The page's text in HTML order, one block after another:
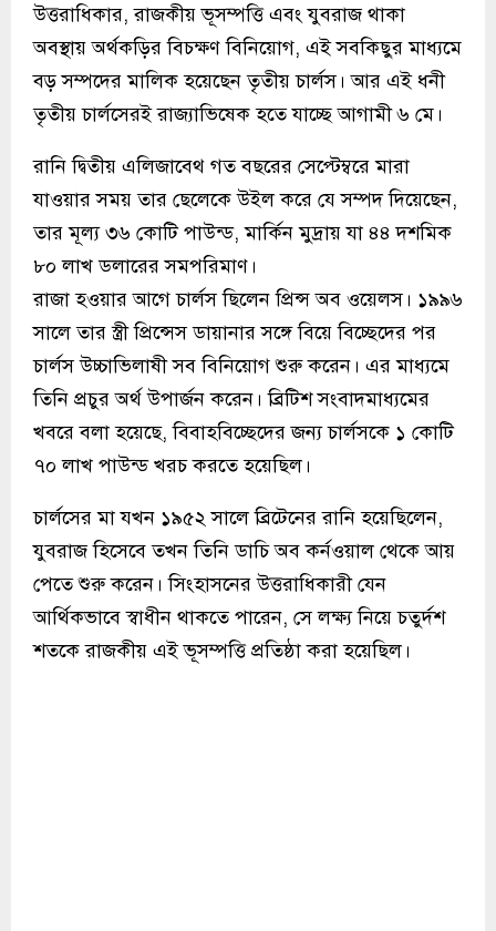
উত্তরাধিকার, রাজকীয় ভূসম্পত্তি এবং যুবরাজ থাকা
অবস্থায় অর্থকড়ির বিচক্ষণ বিনিয়োগ, এই সবকিছুর মাধ্যমে
বড় সম্পদের মালিক হয়েছেন তৃতীয় চার্লস। আর এই ধনী
তৃতীয় চার্লসেরই রাজ্যাভিষেক হতে যাচ্ছে আগামী ৬ মে।
রানি দ্বিতীয় এলিজাবেথ গত বছরের সেপ্টেম্বরে মারা
যাওয়ার সময় তার ছেলেকে উইল করে যে সম্পদ দিয়েছেন,
তার মূল্য ৩৬ কোটি পাউন্ড, মার্কিন মুদ্রায় যা ৪৪ দশমিক
৮০ লাখ ডলারের সমপরিমাণ।
রাজা হওয়ার আগে চার্লস ছিলেন প্রিন্স অব ওয়েলস। ১৯৯৬
সালে তার স্ত্রী প্রিন্সেস ডায়ানার সঙ্গে বিয়ে বিচ্ছেদের পর
চার্লস উচ্চাভিলাষী সব বিনিয়োগ শুরু করেন। এর মাধ্যমে
তিনি প্রচুর অর্থ উপার্জন করেন। ব্রিটিশ সংবাদমাধ্যমের
খবরে বলা হয়েছে, বিবাহবিচ্ছেদের জন্য চার্লসকে ১ কোটি
৭০ লাখ পাউন্ড খরচ করতে হয়েছিল।
চার্লসের মা যখন ১৯৫২ সালে ব্রিটেনের রানি হয়েছিলেন,
যুবরাজ হিসেবে তখন তিনি ডাচি অব কর্নওয়াল থেকে আয়
পেতে শুরু করেন। সিংহাসনের উত্তরাধিকারী যেন
আর্থিকভাবে স্বাধীন থাকতে পারেন, সে লক্ষ্য নিয়ে চতুর্দশ
শতকে রাজকীয় এই ভূসম্পত্তি প্রতিষ্ঠা করা হয়েছিল।